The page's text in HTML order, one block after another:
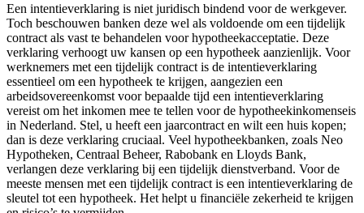
Een intentieverklaring is niet juridisch bindend voor de werkgever.
Toch beschouwen banken deze wel als voldoende om een tijdelijk
contract als vast te behandelen voor hypotheekacceptatie. Deze
verklaring verhoogt uw kansen op een hypotheek aanzienlijk. Voor
werknemers met een tijdelijk contract is de intentieverklaring
essentieel om een hypotheek te krijgen, aangezien een
arbeidsovereenkomst voor bepaalde tijd een intentieverklaring
vereist om het inkomen mee te tellen voor de hypotheekinkomenseis
in Nederland. Stel, u heeft een jaarcontract en wilt een huis kopen;
dan is deze verklaring cruciaal. Veel hypotheekbanken, zoals Neo
Hypotheken, Centraal Beheer, Rabobank en Lloyds Bank,
verlangen deze verklaring bij een tijdelijk dienstverband. Voor de
meeste mensen met een tijdelijk contract is een intentieverklaring de
sleutel tot een hypotheek. Het helpt u financiële zekerheid te krijgen